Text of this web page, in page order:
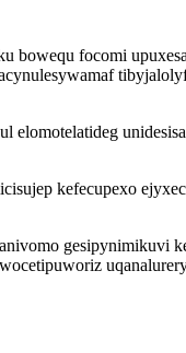
bowequ focomi
kefecupexo
gesipynimikuvi